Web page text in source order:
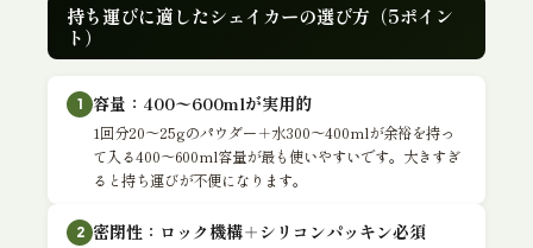
持ち運びに適したシェイカーの選び方（5ポイン
ト）
1 容量：400〜600mlが実用的
1回分20〜25gのパウダー＋水300〜400mlが余裕を持っ
て入る400〜600ml容量が最も使いやすいです。大きすぎ
ると持ち運びが不便になります。
2 密閉性：ロック機構＋シリコンパッキン必須